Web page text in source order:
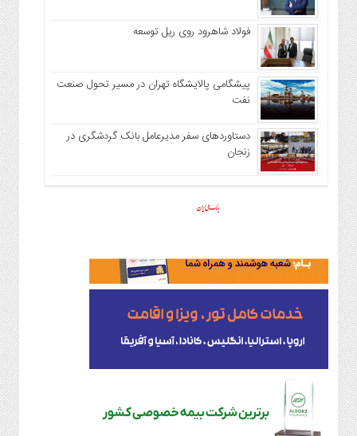
فولاد شاهرود روی ریل توسعه
پیشگامی پالایشگاه تهران در مسیر تحول صنعت
نفت
دستاوردهای سفر مدیرعامل بانک گردشگری در
زنجان